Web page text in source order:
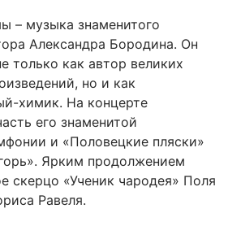
– музыка знаменитого
Александра Бородина. Он
только как автор великих
но и как
химик. На концерте
его знаменитой
и «Половецкие пляски»
Ярким продолжением
скерцо «Ученик чародея» Поля
Равеля.